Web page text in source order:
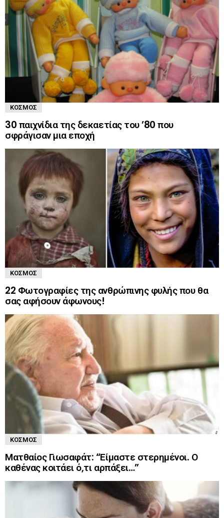
ΚΌΣΜΟΣ
30 παιχνίδια της δεκαετίας του ’80 που
σφράγισαν μια εποχή
ΚΌΣΜΟΣ
22 Φωτογραφίες της ανθρώπινης φυλής που θα
σας αφήσουν άφωνους!
ΚΌΣΜΟΣ
Ματθαίος Γιωσαφάτ: “Είμαστε στερημένοι. Ο
καθένας κοιτάει ό,τι αρπάξει…”